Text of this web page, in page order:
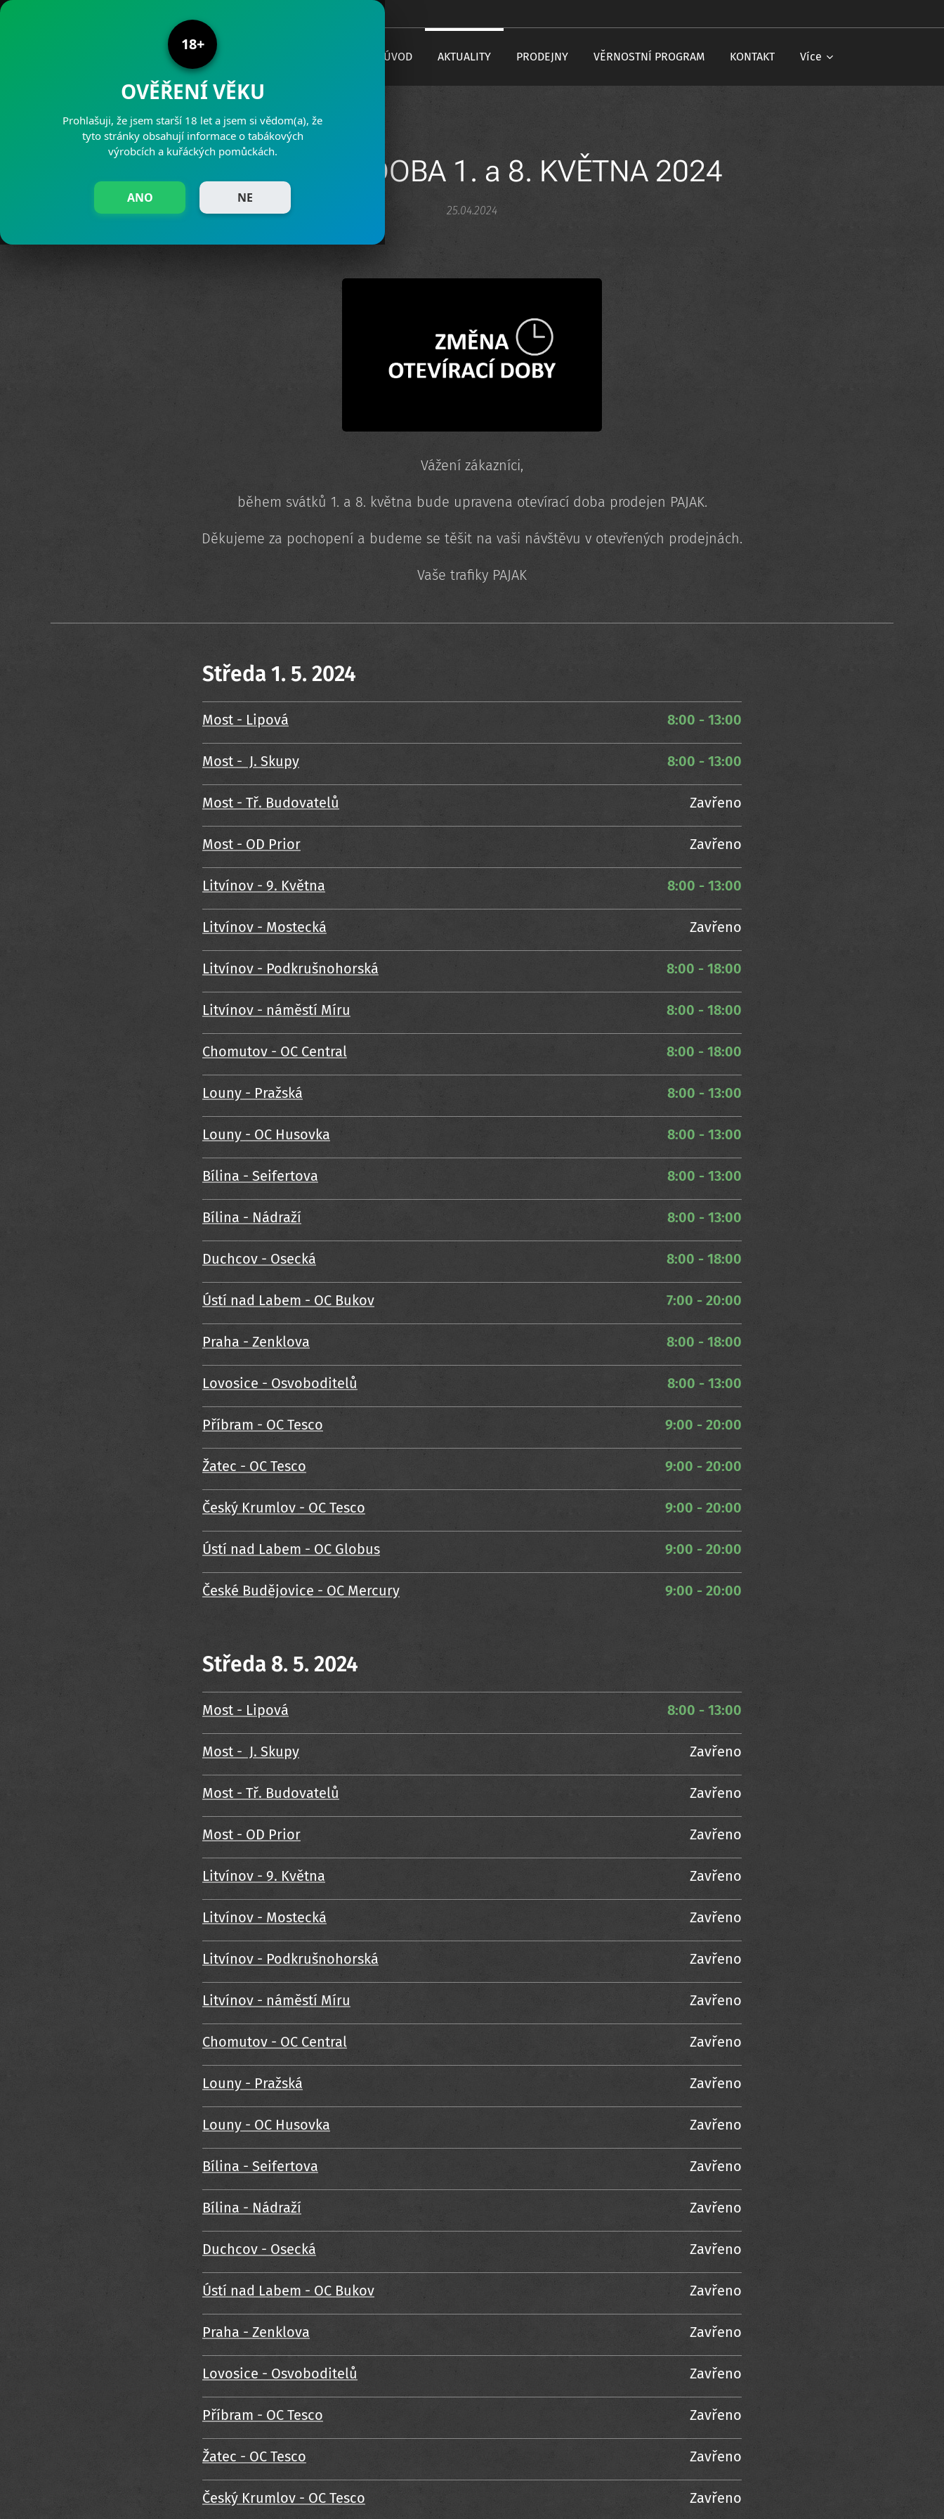
ÚVOD AKTUALITY PRODEJNY VĚRNOSTNÍ PROGRAM KONTAKT Více
OTEVÍRACÍ DOBA 1. a 8. KVĚTNA 2024
25.04.2024
Vážení zákazníci,
během svátků 1. a 8. května bude upravena otevírací doba prodejen PAJAK.
Děkujeme za pochopení a budeme se těšit na vaši návštěvu v otevřených prodejnách.
Vaše trafiky PAJAK
Středa 1. 5. 2024
Most - Lipová 8:00 - 13:00
Most - J. Skupy 8:00 - 13:00
Most - Tř. Budovatelů Zavřeno
Most - OD Prior Zavřeno
Litvínov - 9. Května 8:00 - 13:00
Litvínov - Mostecká Zavřeno
Litvínov - Podkrušnohorská 8:00 - 18:00
Litvínov - náměstí Míru 8:00 - 18:00
Chomutov - OC Central 8:00 - 18:00
Louny - Pražská 8:00 - 13:00
Louny - OC Husovka 8:00 - 13:00
Bílina - Seifertova 8:00 - 13:00
Bílina - Nádraží 8:00 - 13:00
Duchcov - Osecká 8:00 - 18:00
Ústí nad Labem - OC Bukov 7:00 - 20:00
Praha - Zenklova 8:00 - 18:00
Lovosice - Osvoboditelů 8:00 - 13:00
Příbram - OC Tesco 9:00 - 20:00
Žatec - OC Tesco 9:00 - 20:00
Český Krumlov - OC Tesco 9:00 - 20:00
Ústí nad Labem - OC Globus 9:00 - 20:00
České Budějovice - OC Mercury 9:00 - 20:00
Středa 8. 5. 2024
Most - Lipová 8:00 - 13:00
Most - J. Skupy Zavřeno
Most - Tř. Budovatelů Zavřeno
Most - OD Prior Zavřeno
Litvínov - 9. Května Zavřeno
Litvínov - Mostecká Zavřeno
Litvínov - Podkrušnohorská Zavřeno
Litvínov - náměstí Míru Zavřeno
Chomutov - OC Central Zavřeno
Louny - Pražská Zavřeno
Louny - OC Husovka Zavřeno
Bílina - Seifertova Zavřeno
Bílina - Nádraží Zavřeno
Duchcov - Osecká Zavřeno
Ústí nad Labem - OC Bukov Zavřeno
Praha - Zenklova Zavřeno
Lovosice - Osvoboditelů Zavřeno
Příbram - OC Tesco Zavřeno
Žatec - OC Tesco Zavřeno
Český Krumlov - OC Tesco Zavřeno
18+
OVĚŘENÍ VĚKU
Prohlašuji, že jsem starší 18 let a jsem si vědom(a), že
tyto stránky obsahují informace o tabákových
výrobcích a kuřáckých pomůckách.
ANO NE